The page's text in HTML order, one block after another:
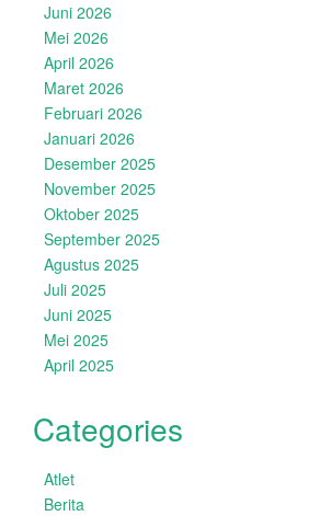
Juni 2026
Mei 2026
April 2026
Maret 2026
Februari 2026
Januari 2026
Desember 2025
November 2025
Oktober 2025
September 2025
Agustus 2025
Juli 2025
Juni 2025
Mei 2025
April 2025
Categories
Atlet
Berita